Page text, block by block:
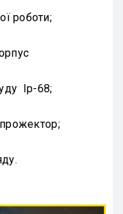
роботи;
Ip-68;